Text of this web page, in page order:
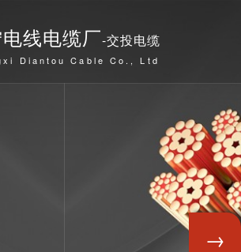
线电缆厂-交投电缆
Diantou Cable Co., Ltd